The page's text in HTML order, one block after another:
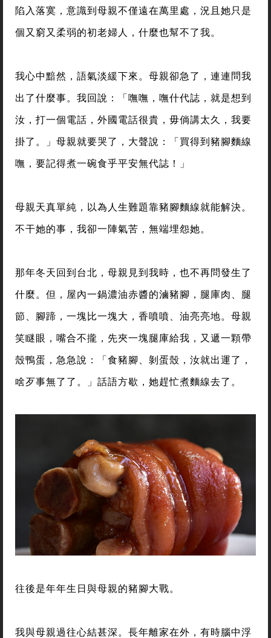
陷入落寞，意識到母親不僅遠在萬里處，況且她只是
個又窮又柔弱的初老婦人，什麼也幫不了我。
我心中黯然，語氣淡緩下來。母親卻急了，連連問我
出了什麼事。我回說：「嘸嘸，嘸什代誌，就是想到
汝，打一個電話，外國電話很貴，毋倘講太久，我要
掛了。」母親就要哭了，大聲說：「買得到豬腳麵線
嘸，要記得煮一碗食乎平安無代誌！」
母親天真單純，以為人生難題靠豬腳麵線就能解決。
不干她的事，我卻一陣氣苦，無端埋怨她。
那年冬天回到台北，母親見到我時，也不再問發生了
什麼。但，屋內一鍋濃油赤醬的滷豬腳，腿庫肉、腿
節、腳蹄，一塊比一塊大，香噴噴、油亮亮地。母親
笑瞇眼，嘴合不攏，先夾一塊腿庫給我，又遞一顆帶
殼鴨蛋，急急說：「食豬腳、剝蛋殼，汝就出運了，
啥歹事無了了。」話語方歇，她趕忙煮麵線去了。
往後是年年生日與母親的豬腳大戰。
我與母親過往心結甚深。長年離家在外，有時腦中浮